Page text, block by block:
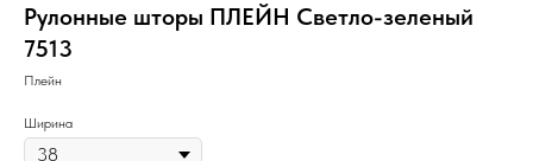
Рулонные шторы ПЛЕЙН Светло-зеленый
7513
Плейн
Ширина